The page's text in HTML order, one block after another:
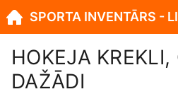
HOKEJA KREKLI,
DAŽĀDI
SPORTA INVENTĀRS -